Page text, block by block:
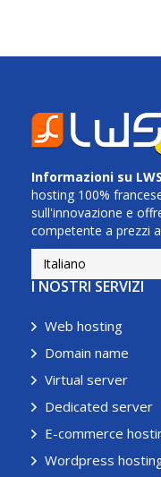
Informazioni su LWS
hosting 100%
sull'innovazione e
competente a prezzi
Italiano
I NOSTRI SERVIZI
Web hosting
Domain name
Virtual server
Dedicated server
E-commerce
Wordpress